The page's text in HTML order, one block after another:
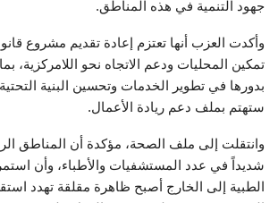
جهود التنمية في هذه المناطق.
وأكدت العزب أنها تعتزم إعادة تقديم مشروع
تمكين المحليات ودعم الاتجاه نحو اللامركزية، بما
بدورها في تطوير الخدمات وتحسين البنية
ستهتم بملف دعم ريادة الأعمال.
وانتقلت إلى ملف الصحة، مؤكدة أن المناطق
شديداً في عدد المستشفيات والأطباء، وأن
الطبية إلى الخارج أصبح ظاهرة مقلقة تهدد